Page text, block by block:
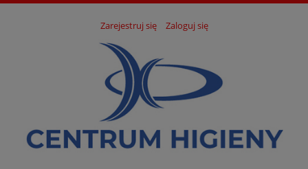
Zarejestruj się Zaloguj się